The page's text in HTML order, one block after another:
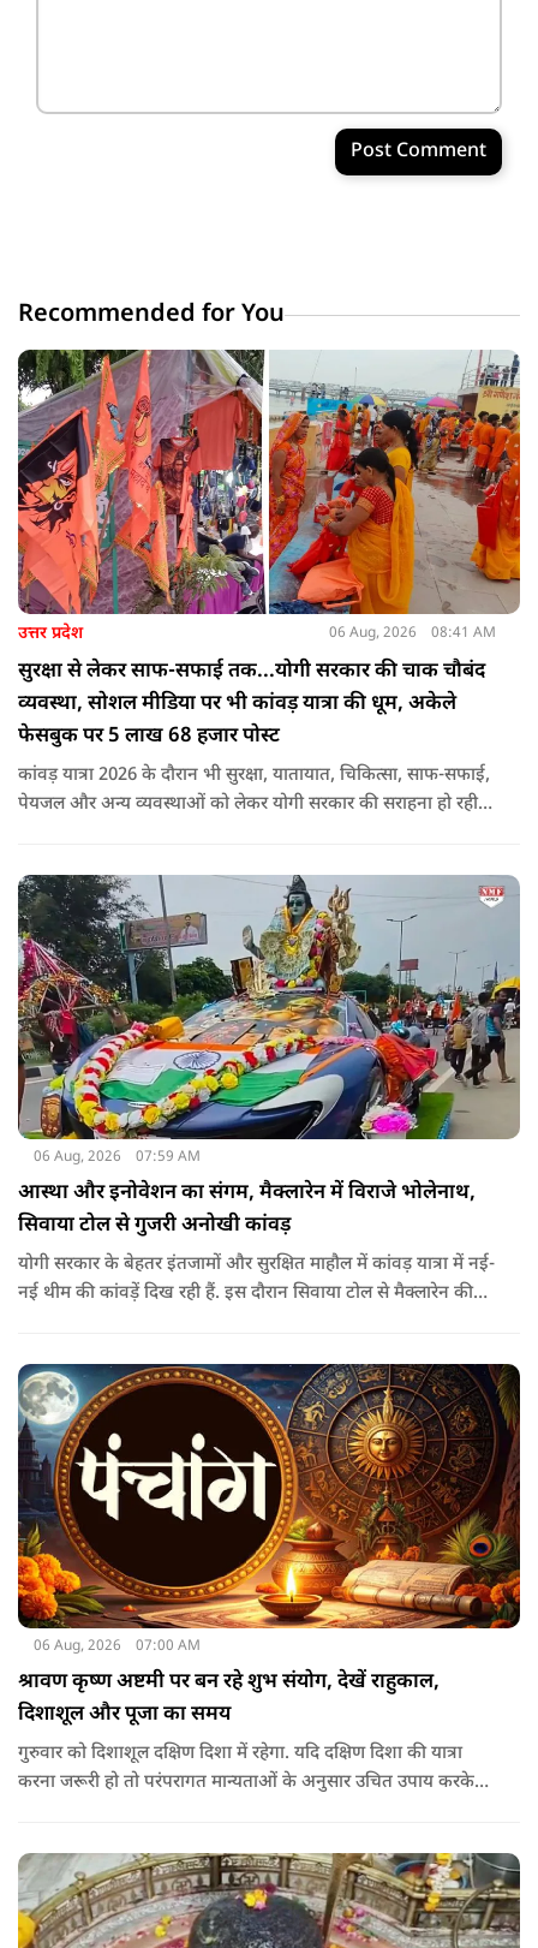
Post Comment
Recommended for You
उत्तर प्रदेश 06 Aug, 2026 08:41 AM
सुरक्षा से लेकर साफ-सफाई तक...योगी सरकार की चाक चौबंद
व्यवस्था, सोशल मीडिया पर भी कांवड़ यात्रा की धूम, अकेले
फेसबुक पर 5 लाख 68 हजार पोस्ट
कांवड़ यात्रा 2026 के दौरान भी सुरक्षा, यातायात, चिकित्सा, साफ-सफाई,
पेयजल और अन्य व्यवस्थाओं को लेकर योगी सरकार की सराहना हो रही
06 Aug, 2026 07:59 AM
आस्था और इनोवेशन का संगम, मैक्लारेन में विराजे भोलेनाथ,
सिवाया टोल से गुजरी अनोखी कांवड़
योगी सरकार के बेहतर इंतजामों और सुरक्षित माहौल में कांवड़ यात्रा में नई-
नई थीम की कांवड़ें दिख रही हैं. इस दौरान सिवाया टोल से मैक्लारेन की
06 Aug, 2026 07:00 AM
श्रावण कृष्ण अष्टमी पर बन रहे शुभ संयोग, देखें राहुकाल,
दिशाशूल और पूजा का समय
गुरुवार को दिशाशूल दक्षिण दिशा में रहेगा. यदि दक्षिण दिशा की यात्रा
करना जरूरी हो तो परंपरागत मान्यताओं के अनुसार उचित उपाय करके